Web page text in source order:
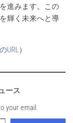
進みます。この
輝く未来へと導
URL）
ース
your email.